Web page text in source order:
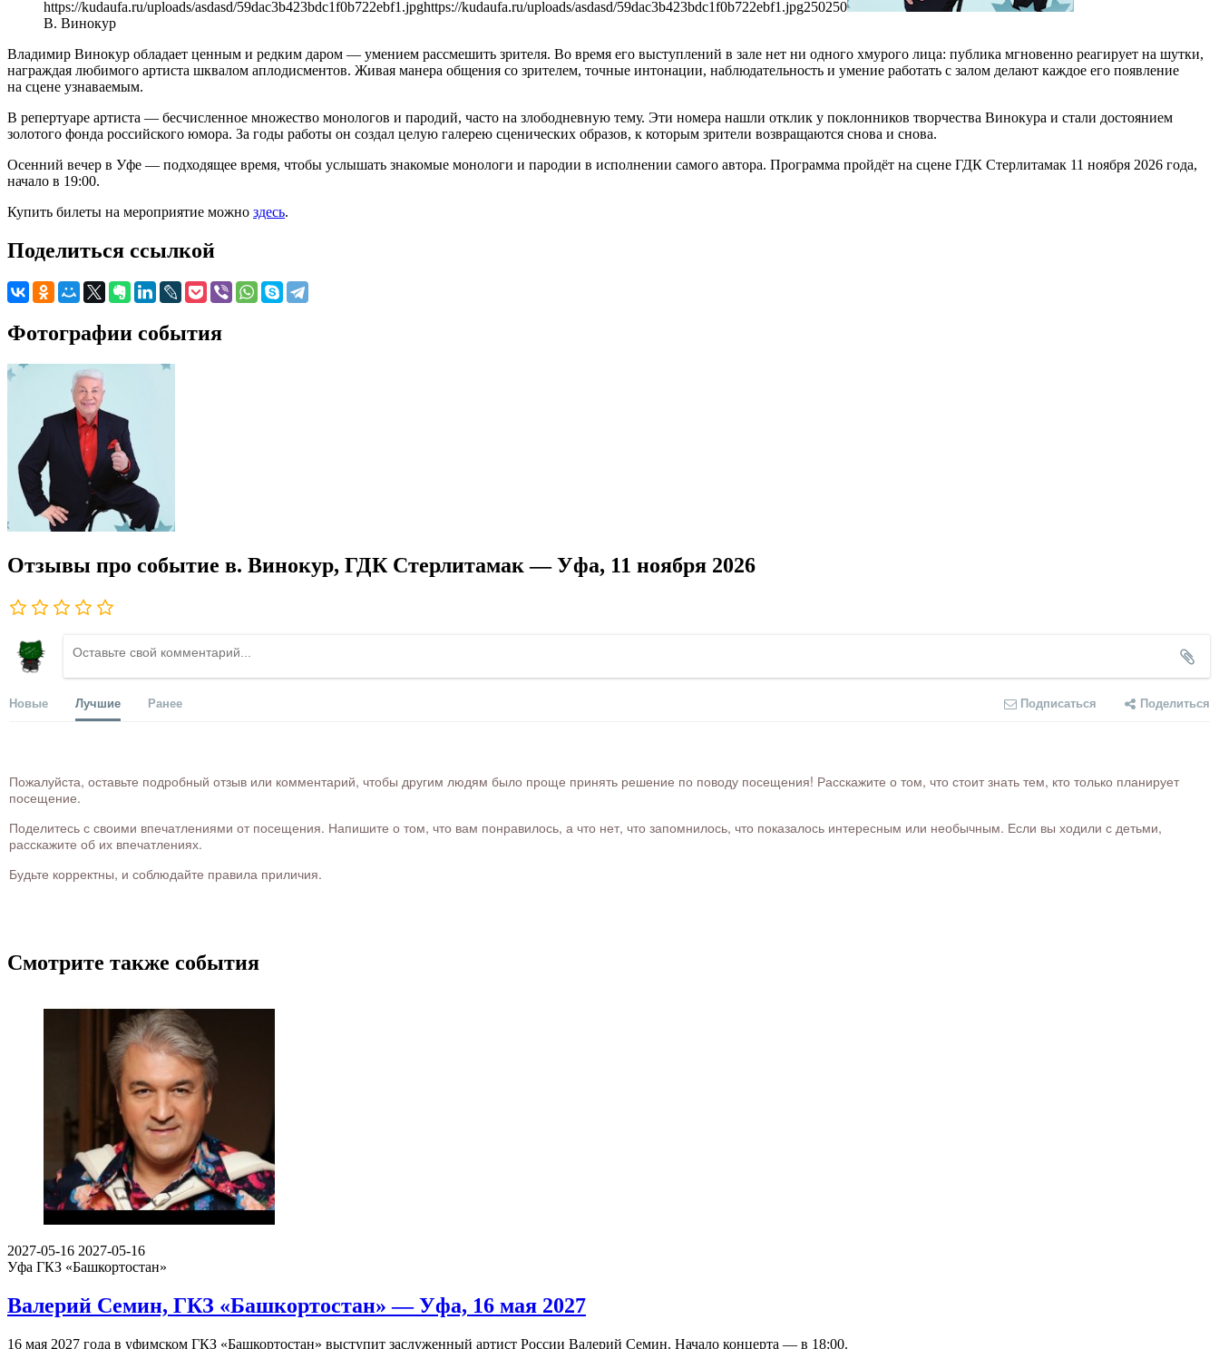
https://kudaufa.ru/uploads/asdasd/59dac3b423bdc1f0b722ebf1.jpghttps://kudaufa.ru/uploads/asdasd/59dac3b423bdc1f0b722ebf1.jpg250250
В. Винокур
Владимир Винокур обладает ценным и редким даром — умением рассмешить зрителя. Во время его выступлений в зале нет ни одного хмурого лица: публика мгновенно реагирует на шутки,
награждая любимого артиста шквалом аплодисментов. Живая манера общения со зрителем, точные интонации, наблюдательность и умение работать с залом делают каждое его появление
на сцене узнаваемым.
В репертуаре артиста — бесчисленное множество монологов и пародий, часто на злободневную тему. Эти номера нашли отклик у поклонников творчества Винокура и стали достоянием
золотого фонда российского юмора. За годы работы он создал целую галерею сценических образов, к которым зрители возвращаются снова и снова.
Осенний вечер в Уфе — подходящее время, чтобы услышать знакомые монологи и пародии в исполнении самого автора. Программа пройдёт на сцене ГДК Стерлитамак 11 ноября 2026 года,
начало в 19:00.
Купить билеты на мероприятие можно здесь.
Поделиться ссылкой
Фотографии события
Отзывы про событие в. Винокур, ГДК Стерлитамак — Уфа, 11 ноября 2026
Новые Лучшие Ранее Подписаться Поделиться
Пожалуйста, оставьте подробный отзыв или комментарий, чтобы другим людям было проще принять решение по поводу посещения! Расскажите о том, что стоит знать тем, кто только планирует
посещение.
Поделитесь с своими впечатлениями от посещения. Напишите о том, что вам понравилось, а что нет, что запомнилось, что показалось интересным или необычным. Если вы ходили с детьми,
расскажите об их впечатлениях.
Будьте корректны, и соблюдайте правила приличия.
Смотрите также события
2027-05-16 2027-05-16
Уфа ГКЗ «Башкортостан»
Валерий Семин, ГКЗ «Башкортостан» — Уфа, 16 мая 2027
16 мая 2027 года в уфимском ГКЗ «Башкортостан» выступит заслуженный артист России Валерий Семин. Начало концерта — в 18:00.